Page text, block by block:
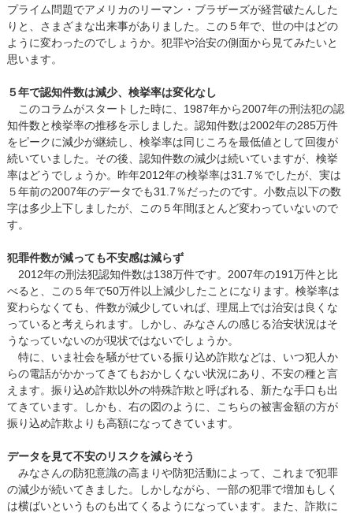
プライム問題でアメリカのリーマン・ブラザーズが経営破たんした
りと、さまざまな出来事がありました。この５年で、世の中はどの
ように変わったのでしょうか。犯罪や治安の側面から見てみたいと
思います。
５年で認知件数は減少、検挙率は変化なし
このコラムがスタートした時に、1987年から2007年の刑法犯の認
知件数と検挙率の推移を示しました。認知件数は2002年の285万件
をピークに減少が継続し、検挙率は同じころを最低値として回復が
続いていました。その後、認知件数の減少は続いていますが、検挙
率はどうでしょうか。昨年2012年の検挙率は31.7％でしたが、実は
５年前の2007年のデータでも31.7％だったのです。小数点以下の数
字は多少上下しましたが、この５年間ほとんど変わっていないので
す。
犯罪件数が減っても不安感は減らず
2012年の刑法犯認知件数は138万件です。2007年の191万件と比
べると、この５年で50万件以上減少したことになります。検挙率は
変わらなくても、件数が減少していれば、理屈上では治安は良くな
っていると考えられます。しかし、みなさんの感じる治安状況はそ
うなっていないのが現状ではないでしょうか。
特に、いま社会を騒がせている振り込め詐欺などは、いつ犯人か
らの電話がかかってきてもおかしくない状況にあり、不安の種と言
えます。振り込め詐欺以外の特殊詐欺と呼ばれる、新たな手口も出
てきています。しかも、右の図のように、こちらの被害金額の方が
振り込め詐欺よりも高額になってきています。
データを見て不安のリスクを減らそう
みなさんの防犯意識の高まりや防犯活動によって、これまで犯罪
の減少が続いてきました。しかしながら、一部の犯罪で増加もしく
は横ばいというものも出てくるようになっています。また、詐欺に